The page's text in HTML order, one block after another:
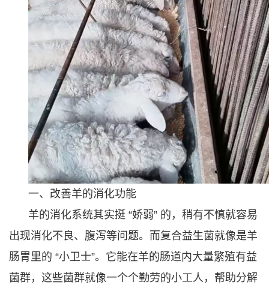
一、改善羊的消化功能
羊的消化系统其实挺 “娇弱” 的，稍有不慎就容易
出现消化不良、腹泻等问题。而复合益生菌就像是羊
肠胃里的 “小卫士”。它能在羊的肠道内大量繁殖有益
菌群，这些菌群就像一个个勤劳的小工人，帮助分解